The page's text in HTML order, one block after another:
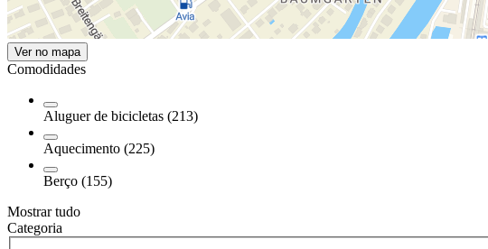
Ver no mapa
Comodidades
Aluguer de bicicletas (213)
Aquecimento (225)
Berço (155)
Mostrar tudo
Categoria